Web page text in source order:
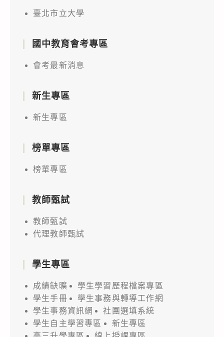
臺北市立大學
國中教育會考專區
會考最新消息
新生專區
新生專區
榜單專區
榜單專區
教師甄試
教師甄試
代理教師甄試
學生專區
成績缺曠
學生學習歷程檔案專區
學生手冊
學生事務與轉導工作網
學生事務資訊網
社團選填系統
學生自主學習專區
新生專區